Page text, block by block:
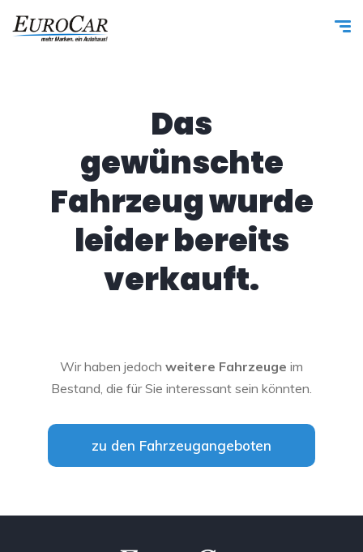
Das
gewünschte
Fahrzeug wurde
leider bereits
verkauft.
Wir haben jedoch weitere Fahrzeuge im
Bestand, die für Sie interessant sein könnten.
zu den Fahrzeugangeboten